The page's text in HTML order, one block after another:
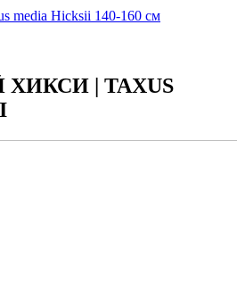
media Hicksii 140-160 см
| TAXUS